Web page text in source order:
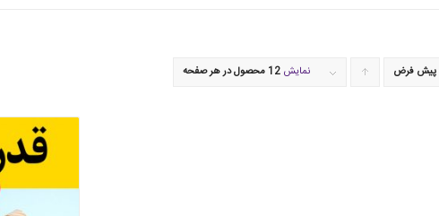
پیش فرض
براینمایش 12 محصول در هر صفحه